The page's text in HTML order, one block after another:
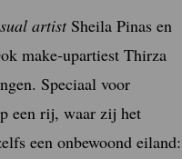
artistSheila Pinas en
make-upartiest Thirza
Speciaal voor
een rij, waar zij het
een onbewoond eiland: